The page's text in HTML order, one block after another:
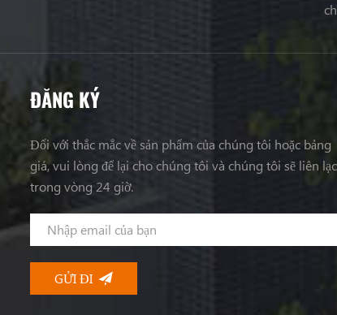
ĐĂNG KÝ
Đối với thắc mắc về sản phẩm của chúng tôi hoặc bảng
giá, vui lòng để lại cho chúng tôi và chúng tôi sẽ liên lạc
trong vòng 24 giờ.